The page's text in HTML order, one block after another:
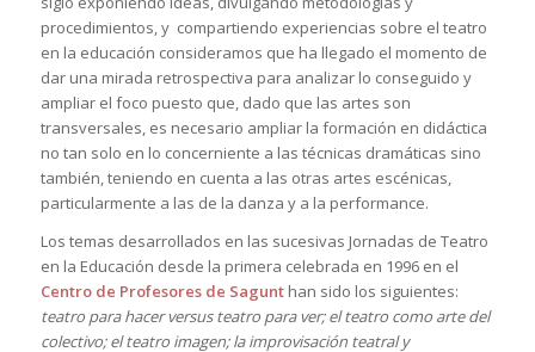
procedimientos, y compartiendo experiencias sobre el teatro
en la educación consideramos que ha llegado el momento de
dar una mirada retrospectiva para analizar lo conseguido y
ampliar el foco puesto que, dado que las artes son
transversales, es necesario ampliar la formación en didáctica
no tan solo en lo concerniente a las técnicas dramáticas sino
también, teniendo en cuenta a las otras artes escénicas,
particularmente a las de la danza y a la performance.
Los temas desarrollados en las sucesivas Jornadas de Teatro
en la Educación desde la primera celebrada en 1996 en el
Centro de Profesores de Sagunthan sido los siguientes:
teatro para hacer versus teatro para ver; el teatro como arte del
colectivo; el teatro imagen; la improvisación teatral y